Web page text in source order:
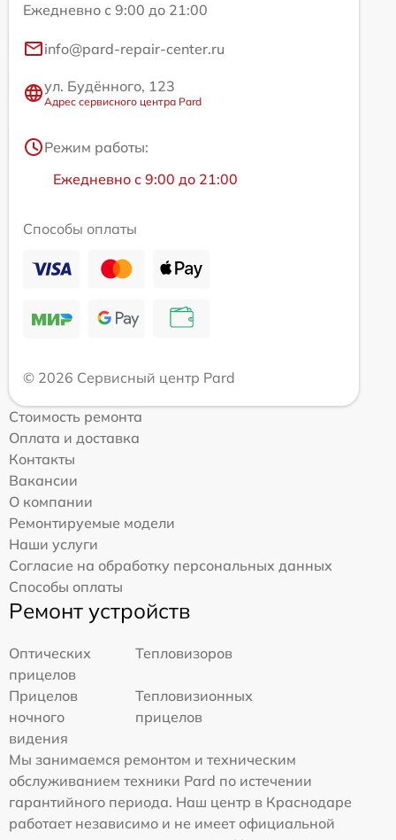
Ежедневно с 9:00 до 21:00
info@pard-repair-center.ru
ул. Будённого, 123
Адрес сервисного центра Pard
Режим работы:
Ежедневно с 9:00 до 21:00
Способы оплаты
© 2026 Сервисный центр Pard
Стоимость ремонта
Оплата и доставка
Контакты
Вакансии
О компании
Ремонтируемые модели
Наши услуги
Согласие на обработку персональных данных
Способы оплаты
Ремонт устройств
Оптических
прицелов
Тепловизоров
Прицелов
ночного
видения
Тепловизионных
прицелов
Мы занимаемся ремонтом и техническим
обслуживанием техники Pard по истечении
гарантийного периода. Наш центр в Краснодаре
работает независимо и не имеет официальной